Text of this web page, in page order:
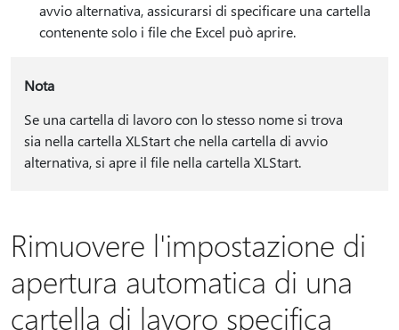
avvio alternativa, assicurarsi di specificare una cartella
contenente solo i file che Excel può aprire.
Nota
Se una cartella di lavoro con lo stesso nome si trova
sia nella cartella XLStart che nella cartella di avvio
alternativa, si apre il file nella cartella XLStart.
Rimuovere l'impostazione di
apertura automatica di una
cartella di lavoro specifica